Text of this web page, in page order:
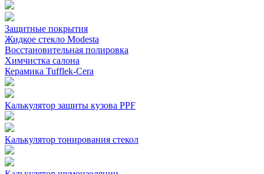
Защитные покрытия
Жидкое стекло Modesta
Восстановительная полировка
Химчистка салона
Керамика Tufflek-Cera
Калькулятор защиты кузова PPF
Калькулятор тонирования стекол